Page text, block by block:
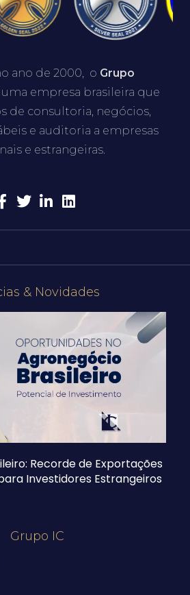
ano de 2000, o Grupo
uma empresa brasileira que
de consultoria, negócios,
e auditoria a empresas
e estrangeiras.
Grupo IC
& Novidades
Recorde de Exportações
Investidores Estrangeiros